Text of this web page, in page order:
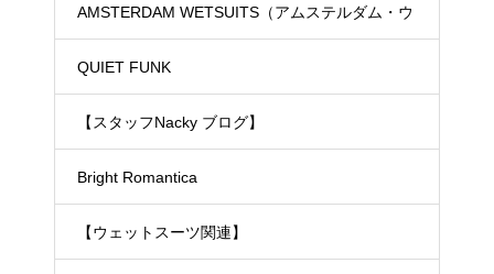
ド）
AMSTERDAM WETSUITS（アムステルダム・ウ
ェットスーツ）
QUIET FUNK
【スタッフNacky ブログ】
Bright Romantica
【ウェットスーツ関連】